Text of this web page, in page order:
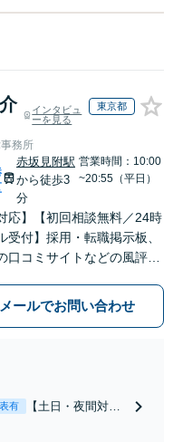
インタビュ
ーを見る
東京都
務所
赤坂見附駅
から徒歩3
分
営業時間：10:00
~20:55（平日）
応】【初回相談無料／24時
受付】採用・転職掲示板、
口コミサイトなどの風評被
問わず相談可。可能な限り
で駆けつけサポート【労
メールでお問い合わせ
有
【土日・夜間対応